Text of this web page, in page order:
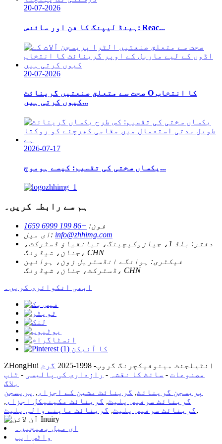
20-07-2026
ہینڈ لیپنگ کا فن اور سائنس: Reac...
20-07-2026
صحت سے متعلق صنعتیں گرینائٹ O کا انتخاب
کیوں کرتی ہیں...
2026-07-17
یکساں سختی کی تقسیم: کیسے ہوموج...
ہم سے رابطہ کریں۔
فون: +86 199 6999 1659
ای میل: info@zhhimg.com
دفتر:
بلڈ 1، جیازوکیچینگ، تیانقیاؤ ڈسٹرکٹ،
جنان، شیڈونگ، CHN
فیکٹری: ہوانگے انڈسٹریل زون، ہوائین
ڈسٹرکٹ، جنان، شیڈونگ، CHN
ابھی انکوائری کریں۔
ZHongHui انٹیلجنٹ مینوفیکچرنگ گروپ- 1998-2025
گرم
مصنوعات - سائٹ کا نقشہ - رازداری کی پالیسی - ٹاپ
بلاگ
پریسجن گرینائٹ, گرینائٹ مشین کے اجزاء , پریسجن
گرینائٹ سرفیس پلیٹ, گرینائٹ مکینیکل اجزاء ,
گرینائٹ سرفیس پلیٹ, گرینائٹ ماپنے والی پلیٹ ,
ای میل بھیجیں۔
واٹس ایپ